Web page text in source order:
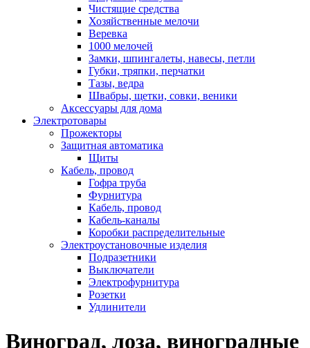
Чистящие средства
Хозяйственные мелочи
Веревка
1000 мелочей
Замки, шпингалеты, навесы, петли
Губки, тряпки, перчатки
Тазы, ведра
Швабры, щетки, совки, веники
Аксессуары для дома
Электротовары
Прожекторы
Защитная автоматика
Щиты
Кабель, провод
Гофра труба
Фурнитура
Кабель, провод
Кабель-каналы
Коробки распределительные
Электроустановочные изделия
Подразетники
Выключатели
Электрофурнитура
Розетки
Удлинители
Виноград, лоза, виноградные